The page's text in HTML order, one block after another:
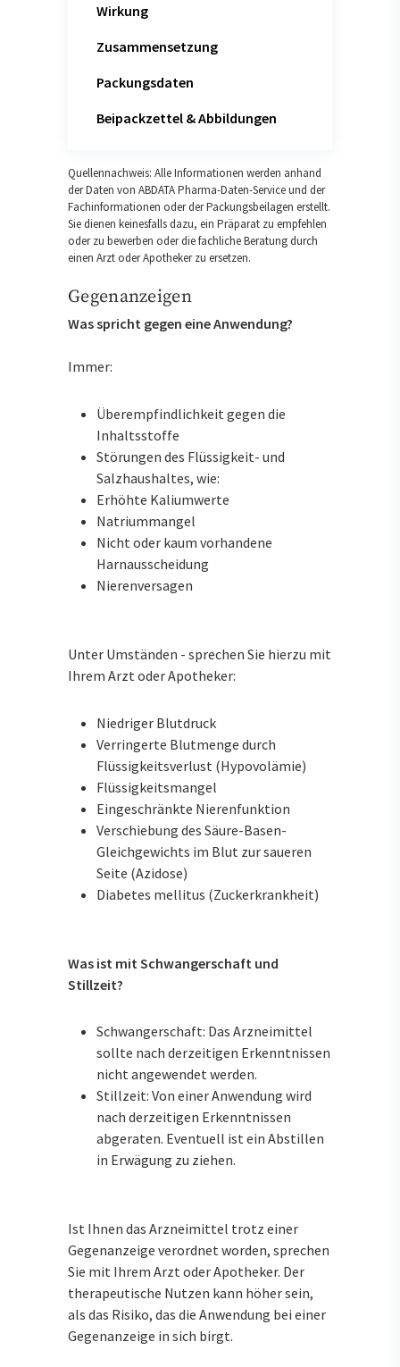
Wirkung
Zusammensetzung
Packungsdaten
Beipackzettel & Abbildungen
Quellennachweis: Alle Informationen werden anhand
der Daten von ABDATA Pharma-Daten-Service und der
Fachinformationen oder der Packungsbeilagen erstellt.
Sie dienen keinesfalls dazu, ein Präparat zu empfehlen
oder zu bewerben oder die fachliche Beratung durch
einen Arzt oder Apotheker zu ersetzen.
Gegenanzeigen
Was spricht gegen eine Anwendung?
Immer:
Überempfindlichkeit gegen die
Inhaltsstoffe
Störungen des Flüssigkeit- und
Salzhaushaltes, wie:
Erhöhte Kaliumwerte
Natriummangel
Nicht oder kaum vorhandene
Harnausscheidung
Nierenversagen
Unter Umständen - sprechen Sie hierzu mit
Ihrem Arzt oder Apotheker:
Niedriger Blutdruck
Verringerte Blutmenge durch
Flüssigkeitsverlust (Hypovolämie)
Flüssigkeitsmangel
Eingeschränkte Nierenfunktion
Verschiebung des Säure-Basen-
Gleichgewichts im Blut zur saueren
Seite (Azidose)
Diabetes mellitus (Zuckerkrankheit)
Was ist mit Schwangerschaft und
Stillzeit?
Schwangerschaft: Das Arzneimittel
sollte nach derzeitigen Erkenntnissen
nicht angewendet werden.
Stillzeit: Von einer Anwendung wird
nach derzeitigen Erkenntnissen
abgeraten. Eventuell ist ein Abstillen
in Erwägung zu ziehen.
Ist Ihnen das Arzneimittel trotz einer
Gegenanzeige verordnet worden, sprechen
Sie mit Ihrem Arzt oder Apotheker. Der
therapeutische Nutzen kann höher sein,
als das Risiko, das die Anwendung bei einer
Gegenanzeige in sich birgt.